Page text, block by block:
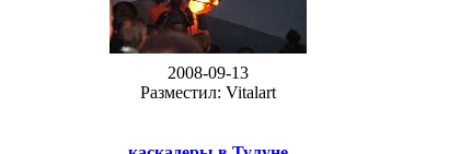
2008-09-13
Разместил: Vitalart